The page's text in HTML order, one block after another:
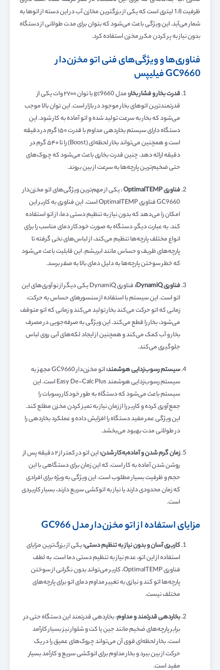
ظرفیت 1.8 لیتری است که یکی از بزرگترین مخازن آب در این دسته از اتوها به
شمار می‌آید. این ویژگی باعث می‌شود که بتوان برای مدت طولانی از دستگاه
بدون نیاز به پر کردن مکرر مخزن استفاده کرد.
فناوری‌ها و ویژگی‌های فنی اتو مخزن‌دار
GC9660 فیلیپس
قدرت بخار و فشار بخار:
مدل gc9660 با توان ۲۷۰۰ وات یکی از
قدرتمندترین اتوهای بخار موجود در بازار است. این توان بالا موجب
می‌شود که بخار به سرعت تولید شده و اتو آماده به کار شود. این
دستگاه دارای سیستم بخاردهی مداوم با قدرت ۱۵۰ گرم در دقیقه
است و همچنین می‌تواند بخار لحظه‌ای (Boost) را تا ۵۴۰ گرم در
دقیقه ارائه دهد. چنین قدرت بخاری باعث می‌شود که چروک‌های
حتی ضخیم‌ترین پارچه‌ها به سرعت از بین بروند.
فناوریOptimalTEMP
: یکی از مهم‌ترین ویژگی‌های اتو مخزن‌دار
GC9660 فناوری OptimalTEMP است. این فناوری به کاربر این
امکان را می‌دهد که بدون نیاز به تنظیم دستی دما، از اتو استفاده
کند. به عبارت دیگر، دستگاه به صورت خودکار دمای مناسب را برای
انواع مختلف پارچه‌ها تنظیم می‌کند، از لباس‌های نخی گرفته تا
پارچه‌های ظریف و حساس مانند ابریشم. این قابلیت باعث می‌شود
که خطر سوختن پارچه‌ها به دلیل دمای بالا به صفر برسد.
فناوریDynamiQ
:
فناوری DynamiQ یکی دیگر از نوآوری‌های این
اتو است. این سیستم با استفاده از سنسورهای حساس به حرکت،
زمانی که اتو حرکت می‌کند بخار تولید می‌کند و زمانی که اتو متوقف
می‌شود، بخار را قطع می‌کند. این ویژگی به صرفه‌جویی در مصرف
بخار و آب کمک می‌کند و همچنین از ایجاد لکه‌های آبی روی لباس
جلوگیری می‌کند.
سیستم رسوب‌زدایی هوشمند:
اتو مخزن‌دار GC9660 مجهز به
سیستم رسوب‌زدایی هوشمند Easy De-Calc Plus است. این
سیستم باعث می‌شود که دستگاه به طور خودکار رسوبات را
جمع‌آوری کرده و کاربر را از زمان نیاز به تمیز کردن مخزن مطلع کند.
این ویژگی عمر مفید دستگاه را افزایش داده و عملکرد بخاردهی را
در طولانی مدت بهبود می‌بخشد.
زمان گرم شدن و آماده‌به‌کار شدن:
این اتو در کمتر از ۲ دقیقه پس از
روشن شدن آماده به کار است، که این زمان برای دستگاهی با این
حجم و ظرفیت بسیار مطلوب است. این ویژگی به ویژه برای افرادی
که زمان محدودی دارند یا نیاز به اتوکشی سریع دارند، بسیار کاربردی
است.
مزایای استفاده از اتو مخزن‌دار مدل GC966
کاربری آسان و بدون نیاز به تنظیم دستی:یکی از بزرگ‌ترین مزایای
استفاده از این اتو، عدم نیاز به تنظیم دستی دما است. به لطف
فناوری OptimalTEMP، کاربر می‌تواند بدون نگرانی از سوختن
پارچه‌ها اتو کند و نیازی به تغییر مداوم دمای اتو برای پارچه‌های
مختلف نیست.
بخاردهی قدرتمند و مداوم: بخاردهی قدرتمند این دستگاه حتی در
برابر پارچه‌های ضخیم مانند جین یا کت و شلوار نیز بسیار کارآمد
است. بخار لحظه‌ای قوی آن می‌تواند چروک‌های عمیق را در یک
حرکت از بین ببرد و بخار مداوم برای اتوکشی سریع و کارآمد بسیار
مفید است.